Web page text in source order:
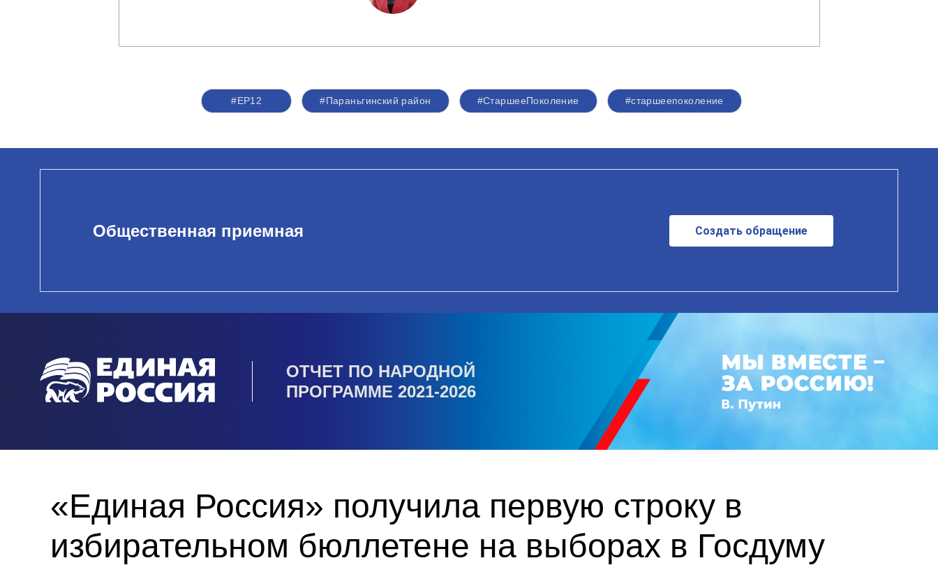
#ЕР12 #Параньгинский район #СтаршееПоколение #старшеепоколение
Общественная приемная Создать обращение
ОТЧЕТ ПО НАРОДНОЙ
ПРОГРАММЕ 2021-2026
«Единая Россия» получила первую строку в
избирательном бюллетене на выборах в Госдуму